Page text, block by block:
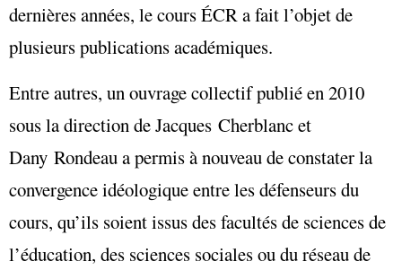
dernières années, le cours ÉCR a fait l’objet de
plusieurs publications académiques.
Entre autres, un ouvrage collectif publié en 2010
sous la direction de Jacques Cherblanc et
Dany Rondeau a permis à nouveau de constater la
convergence idéologique entre les défenseurs du
cours, qu’ils soient issus des facultés de sciences de
l’éducation, des sciences sociales ou du réseau de